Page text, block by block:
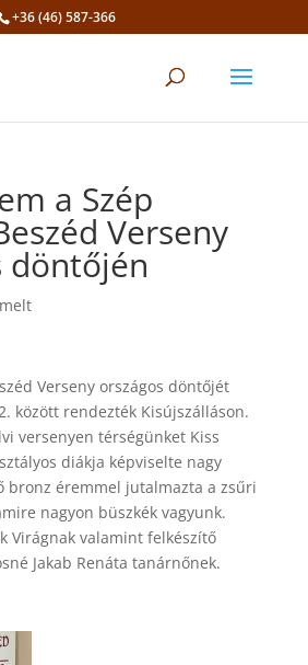
+36 (46) 587-366
a Szép
Verseny
döntőjén
Verseny országos döntőjét
között rendezték Kisújszálláson.
versenyen térségünket Kiss
diákja képviselte nagy
bronz éremmel jutalmazta a zsűri
nagyon büszkék vagyunk.
Virágnak valamint felkészítő
Jakab Renáta tanárnőnek.